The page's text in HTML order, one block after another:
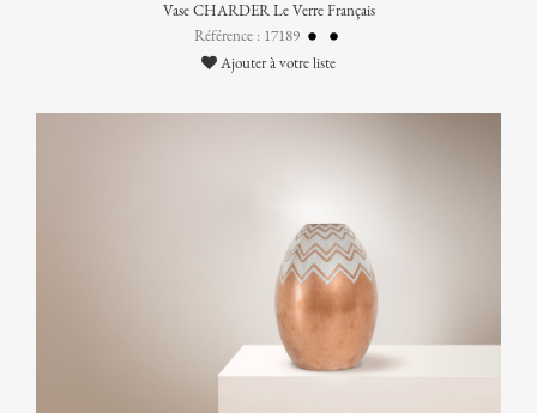
Vase CHARDER Le Verre Français
Référence : 17189
Ajouter à votre liste